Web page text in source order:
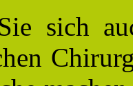
sich